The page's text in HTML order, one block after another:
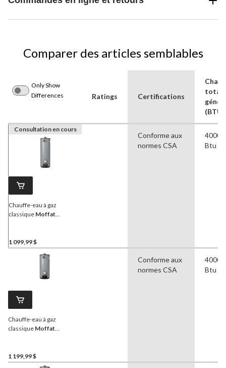
Comparer des articles semblables
Only Show
Differences
Ratings Certifications
totale
(BTU)
Consultation en cours
Chauffe-eau à gaz
classique Moffat
1 099,99 $
Conforme aux
normes CSA
40000
Btu
Chauffe-eau à gaz
classique Moffat
1 199,99 $
Conforme aux
normes CSA
40000
Btu